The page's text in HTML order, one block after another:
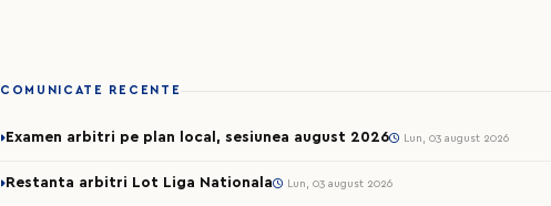
COMUNICATE RECENTE
Examen arbitri pe plan local, sesiunea august 2026 Lun, 03 august 2026
Restanta arbitri Lot Liga Nationala Lun, 03 august 2026